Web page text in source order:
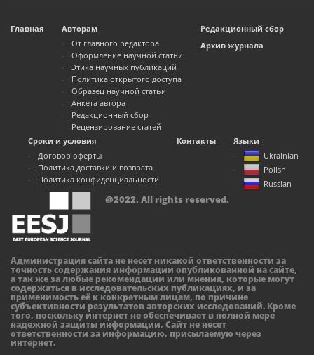
Главная
Авторам
От главного редактора
Оформление научной статьи
Этика научных публикаций
Политика открытого доступа
Образец научной статьи
Анкета автора
Редакционный сбор
Рецензирование статей
Редакционный сбор
Архив журнала
Сроки и условия
Договор оферты
Политика доставки и возврата
Политика конфиденциальности
Контакты
Языки
Ukrainian
Polish
Russian
@2022. All rights reserved.
Администрация сайта не несет никакой ответственности за
точность содержания информации опубликованной на сайте,
а так же за любые рекомендации или мнения, которые могут
содержаться в исследовательских публикациях, и за
применимость её к конкретным лицам, по причине
субъективности результатов авторских исследований. Кроме
того, поскольку интернет не обеспечивает в полной мере
надежной защиты информации, Сайт не несет
ответственности за информацию, присылаемую через
интернет.